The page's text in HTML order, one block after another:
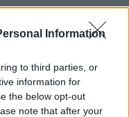
Information
to third parties, or
information for
the below opt-out
note that after your